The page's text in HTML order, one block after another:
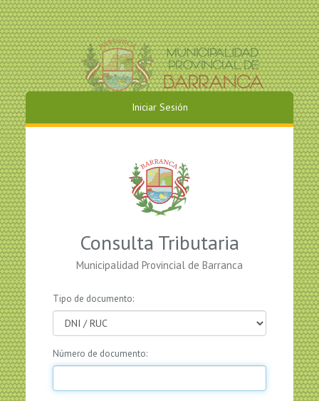
Iniciar Sesión
Consulta Tributaria
Municipalidad Provincial de Barranca
Tipo de documento:
Número de documento: